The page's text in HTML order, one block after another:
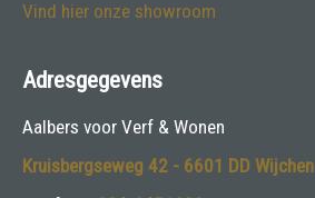
Vind hier onze showroom
Adresgegevens
Aalbers voor Verf & Wonen
Kruisbergseweg 42 - 6601 DD Wijchen